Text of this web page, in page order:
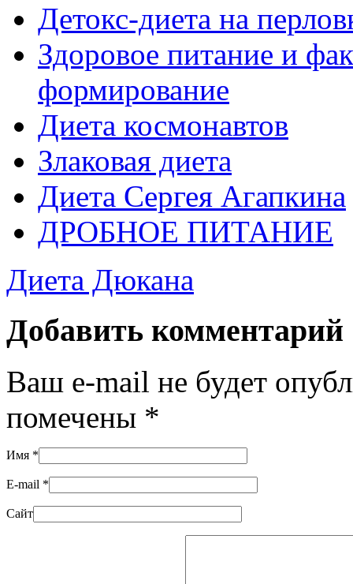
Детокс-диета на
Здоровое питание и
формирование
Диета космонавтов
Злаковая диета
Диета Сергея Агапкина
ДРОБНОЕ ПИТАНИЕ
Диета Дюкана
Добавить комментарий
Ваш e-mail не будет
помечены *
Имя *
E-mail *
Сайт